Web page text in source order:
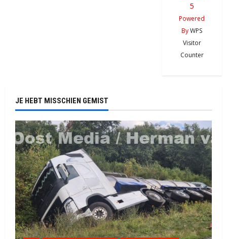
5
Powered
ByWPS
Visitor
Counter
JE HEBT MISSCHIEN GEMIST